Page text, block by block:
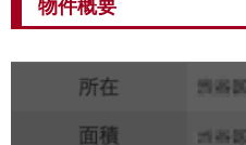
物件概要